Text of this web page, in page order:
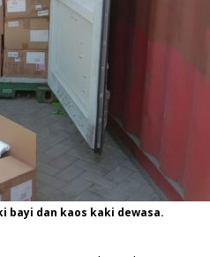
bayi dan kaos kaki dewasa.